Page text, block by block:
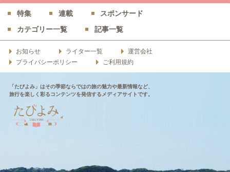
特集 連載
スポンサード
カテゴリー一覧
記事一覧
お知らせ ライター一覧
運営会社
プライバシーポリシー
ご利用規約
「たびよみ」はその季節ならではの旅の魅力や最新情報など、
旅行を楽しく彩るコンテンツを発信するメディアサイトです。